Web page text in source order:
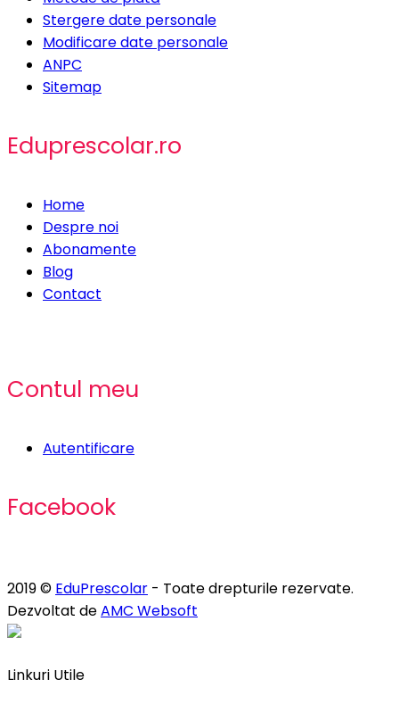
Stergere date personale
Modificare date personale
ANPC
Sitemap
Eduprescolar.ro
Home
Despre noi
Abonamente
Blog
Contact
Contul meu
Autentificare
Facebook
2019 © EduPrescolar - Toate drepturile rezervate.
Dezvoltat deAMC Websoft
Linkuri Utile